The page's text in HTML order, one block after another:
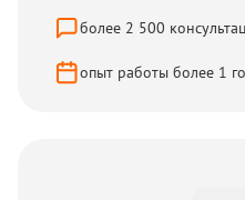
более 2 500
опыт работы более 1